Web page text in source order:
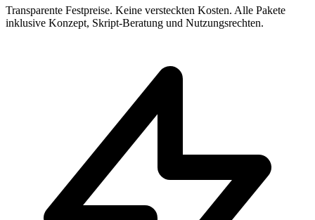
Transparente Festpreise. Keine versteckten Kosten. Alle Pakete
inklusive Konzept, Skript-Beratung und Nutzungsrechten.